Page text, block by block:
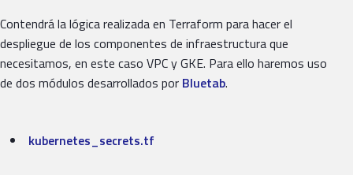
Contendrá la lógica realizada en Terraform para hacer el
despliegue de los componentes de infraestructura que
necesitamos, en este caso VPC y GKE. Para ello haremos uso
de dos módulos desarrollados por Bluetab.
kubernetes_secrets.tf